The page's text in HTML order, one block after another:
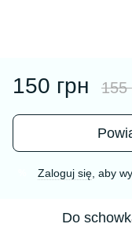
150 грн 155
Zaloguj się , aby
Do